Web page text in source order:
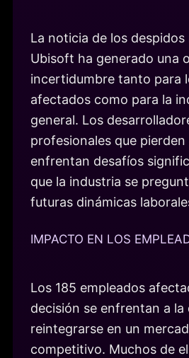
La noticia de los despidos
Ubisoft ha generado una
incertidumbre tanto para
afectados como para la
general. Los
profesionales que pierden
enfrentan desafíos
que la industria se
futuras dinámicas
IMPACTO EN LOS
Los 185 empleados
decisión se enfrentan a
reintegrarse en un
competitivo. Muchos de